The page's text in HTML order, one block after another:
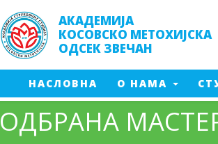
АКАДЕМИЈА
КОСОВСКО МЕТОХИЈСКА
ОДСЕК ЗВЕЧАН
(CURRENT)
НАСЛОВНА (CURRENT)
О НАМА
ОДБРАНА